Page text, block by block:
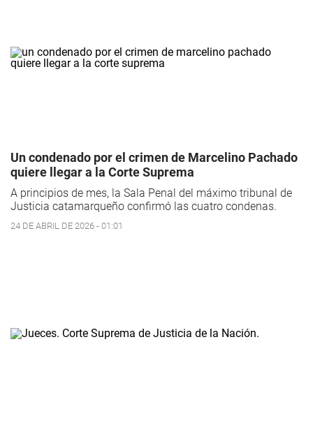
Un condenado por el crimen de Marcelino Pachado
quiere llegar a la Corte Suprema
A principios de mes, la Sala Penal del máximo tribunal de
Justicia catamarqueño confirmó las cuatro condenas.
24 DE ABRIL DE 2026 - 01:01